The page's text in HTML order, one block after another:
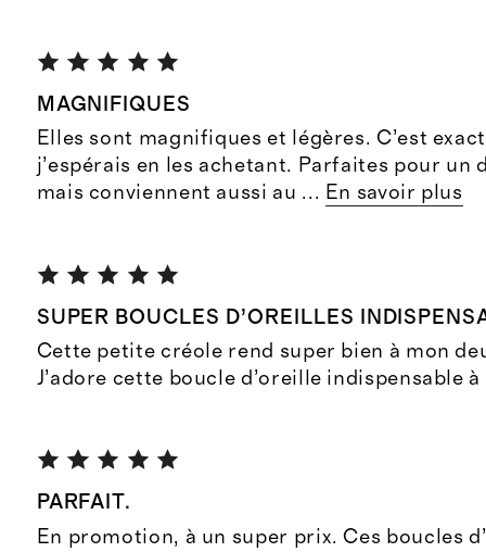
MAGNIFIQUES
Elles sont magnifiques et légères. C’est
j’espérais en les achetant. Parfaites pour un
mais conviennent aussi au ... En savoir plus
SUPER BOUCLES D’OREILLES
Cette petite créole rend super bien à mon
J’adore cette boucle d’oreille indispensable
PARFAIT.
En promotion, à un super prix. Ces boucles